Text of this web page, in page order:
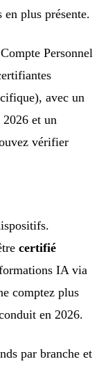
plus présente.
Personnel
avec un
2026 et un
vérifier
certifié
IA via
comptez plus
en 2026.
par branche et